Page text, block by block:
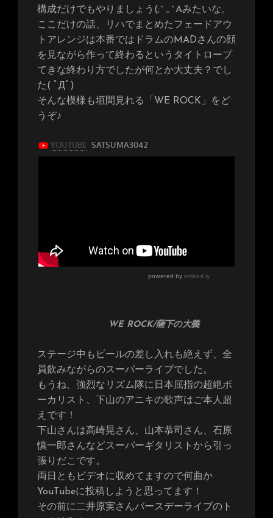
構成だけでもやりましょう(;^_^Aみたいな。
ここだけの話、リハでまとめたフェードアウ
トアレンジは本番ではドラムのMADさんの顔
を見ながら作って終わるというタイトロープ
てきな終わり方でしたが何とか大丈夫？でし
た( ﾟДﾟ)
そんな模様も垣間見れる「WE ROCK」をど
うぞ♪
WE ROCK/薩下の大義
ステージ中もビールの差し入れも絶えず、全
員飲みながらのスーパーライブでした。
もうね、強烈なリズム隊に日本屈指の超絶ボ
ーカリスト、下山のアニキの歌声はご本人超
えです！
下山さんは高崎晃さん、山本恭司さん、石原
慎一郎さんなどスーパーギタリストから引っ
張りだこです。
両日ともビデオに収めてますので何曲か
YouTubeに投稿しようと思ってます！
その前に二井原実さんバースデーライブのト